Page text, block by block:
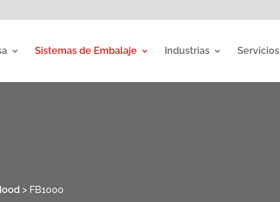
Sistemas de Embalaje Industrias Servicios
> FB1000